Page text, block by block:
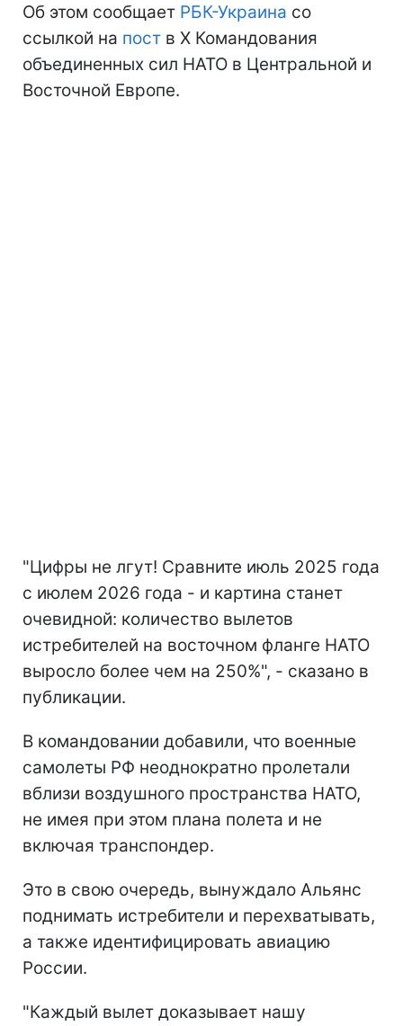
Об этом сообщает РБК-Украина со
ссылкой на пост в Х Командования
объединенных сил НАТО в Центральной и
Восточной Европе.
"Цифры не лгут! Сравните июль 2025 года
с июлем 2026 года - и картина станет
очевидной: количество вылетов
истребителей на восточном фланге НАТО
выросло более чем на 250%", - сказано в
публикации.
В командовании добавили, что военные
самолеты РФ неоднократно пролетали
вблизи воздушного пространства НАТО,
не имея при этом плана полета и не
включая транспондер.
Это в свою очередь, вынуждало Альянс
поднимать истребители и перехватывать,
а также идентифицировать авиацию
России.
"Каждый вылет доказывает нашу